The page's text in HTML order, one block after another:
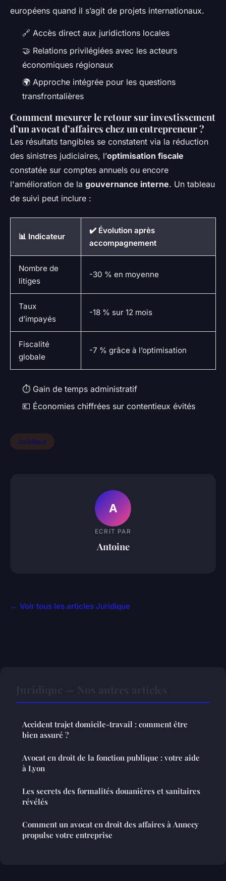
européens quand il s’agit de projets internationaux.
🔗 Accès direct aux juridictions locales
🤝 Relations privilégiées avec les acteurs
économiques régionaux
🌍 Approche intégrée pour les questions
transfrontalières
Comment mesurer le retour sur investissement
d’un avocat d’affaires chez un entrepreneur ?
Les résultats tangibles se constatent via la réduction
des sinistres judiciaires, l’optimisation fiscale
constatée sur comptes annuels ou encore
l'amélioration de la gouvernance interne. Un tableau
de suivi peut inclure :
📊 Indicateur
✔️ Évolution après
accompagnement
Nombre de
litiges
-30 % en moyenne
Taux
d’impayés
-18 % sur 12 mois
Fiscalité
globale
-7 % grâce à l’optimisation
⏱️ Gain de temps administratif
💶 Économies chiffrées sur contentieux évités
Juridique
A
ECRIT PAR
Antoine
← Voir tous les articles Juridique
Accident trajet domicile-travail : comment être
bien assuré ?
Avocat en droit de la fonction publique : votre aide
à Lyon
Les secrets des formalités douanières et sanitaires
révélés
Comment un avocat en droit des affaires à Annecy
propulse votre entreprise